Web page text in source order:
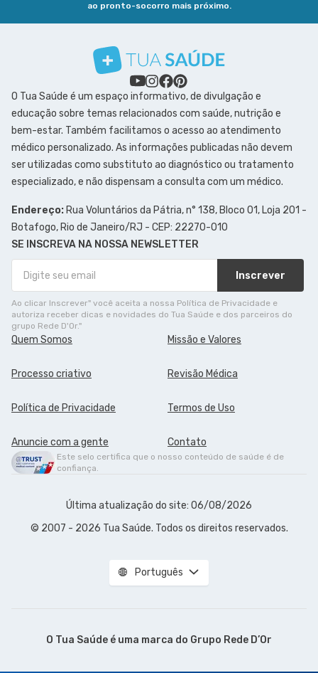
ao pronto-socorro mais próximo.
O Tua Saúde é um espaço informativo, de divulgação e
educação sobre temas relacionados com saúde, nutrição e
bem-estar. Também facilitamos o acesso ao atendimento
médico personalizado. As informações publicadas não devem
ser utilizadas como substituto ao diagnóstico ou tratamento
especializado, e não dispensam a consulta com um médico.
Endereço: Rua Voluntários da Pátria, n° 138, Bloco 01, Loja 201 -
Botafogo, Rio de Janeiro/RJ - CEP: 22270-010
SE INSCREVA NA NOSSA NEWSLETTER
Inscrever
Ao clicar Inscrever" você aceita a nossa Política de Privacidade e
autoriza receber dicas e novidades do Tua Saúde e dos parceiros do
grupo Rede D'Or."
Quem Somos Missão e Valores
Processo criativo Revisão Médica
Política de Privacidade Termos de Uso
Anuncie com a gente Contato
Este selo certifica que o nosso conteúdo de saúde é de
confiança.
Última atualização do site: 06/08/2026
© 2007 - 2026 Tua Saúde. Todos os direitos reservados.
Português
O Tua Saúde é uma marca do Grupo Rede D’Or